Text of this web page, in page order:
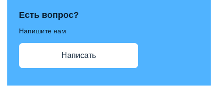
Есть вопрос?
Напишите нам
Написать